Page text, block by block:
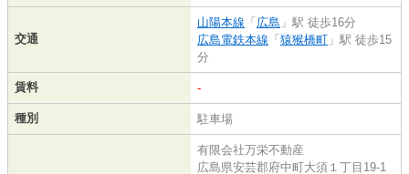
交通
山陽本線 「 広島 」駅 徒歩16分
広島電鉄本線 「 猿猴橋町 」駅 徒歩15
分
賃料 -
種別 駐車場
有限会社万栄不動産
広島県安芸郡府中町大須１丁目19-1